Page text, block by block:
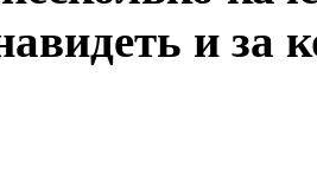
и за